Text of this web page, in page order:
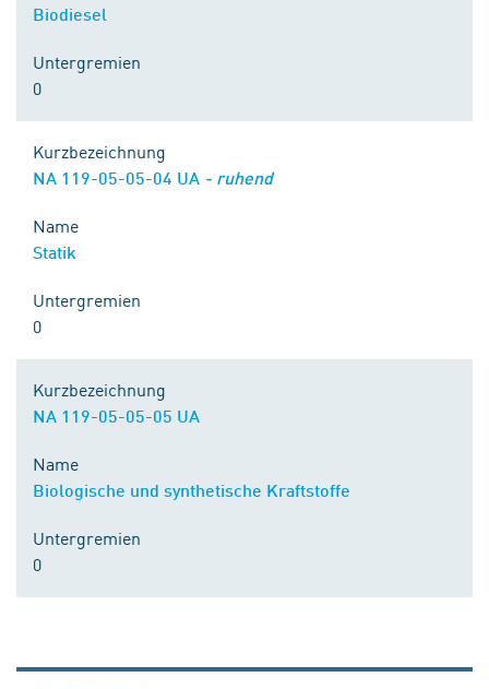
Biodiesel
Untergremien
0
Kurzbezeichnung
NA 119-05-05-04 UA - ruhend
Name
Statik
Untergremien
0
Kurzbezeichnung
NA 119-05-05-05 UA
Name
Biologische und synthetische Kraftstoffe
Untergremien
0